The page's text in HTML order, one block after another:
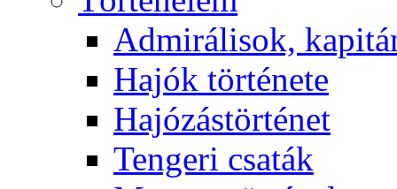
Admirálisok,
Hajók története
Hajózástörténet
Tengeri csaták